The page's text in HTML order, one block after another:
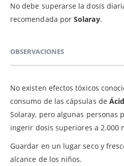
No debe superarse la dosis
recomendada porSolaray.
OBSERVACIONES
No existen efectos tóxicos
consumo de las cápsulas de
Solaray, pero algunas personas
ingerir dosis superiores a 2.000
Guardar en un lugar seco y
alcance de los niños.